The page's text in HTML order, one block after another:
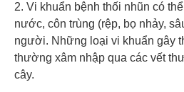
2. Vi khuẩn bệnh thối nhũn có
nước, côn trùng (rệp, bọ nhảy,
người. Những loại vi khuẩn gây
thường xâm nhập qua các vết
cây.